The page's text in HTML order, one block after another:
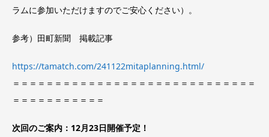
ラムに参加いただけますのでご安心ください）。
参考）田町新聞 掲載記事
https://tamatch.com/241122mitaplanning.html/
＝＝＝＝＝＝＝＝＝＝＝＝＝＝＝＝＝＝＝＝＝＝＝＝＝＝＝＝＝
＝＝＝＝＝＝＝＝＝＝＝
次回のご案内：12月23日開催予定！